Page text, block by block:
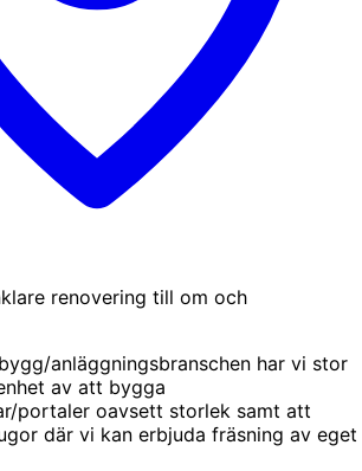
renovering till om och
anläggningsbranschen har vi stor
av att bygga
portaler oavsett storlek samt att
där vi kan erbjuda fräsning av eget